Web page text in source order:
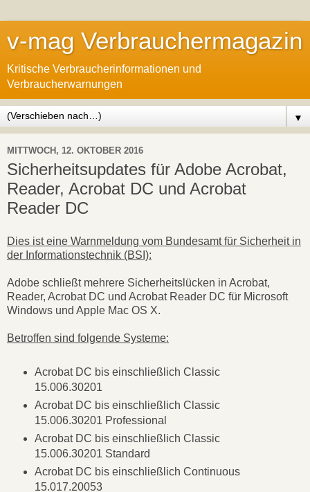
v-mag Verbrauchermagazin
Kritische Verbraucherinformationen und
Verbraucherwarnungen
▼
MITTWOCH, 12. OKTOBER 2016
Sicherheitsupdates für Adobe Acrobat,
Reader, Acrobat DC und Acrobat
Reader DC
Dies ist eine Warnmeldung vom Bundesamt für Sicherheit in
der Informationstechnik (BSI):
Adobe schließt mehrere Sicherheitslücken in Acrobat,
Reader, Acrobat DC und Acrobat Reader DC für Microsoft
Windows und Apple Mac OS X.
Betroffen sind folgende Systeme:
Acrobat DC bis einschließlich Classic
15.006.30201
Acrobat DC bis einschließlich Classic
15.006.30201 Professional
Acrobat DC bis einschließlich Classic
15.006.30201 Standard
Acrobat DC bis einschließlich Continuous
15.017.20053